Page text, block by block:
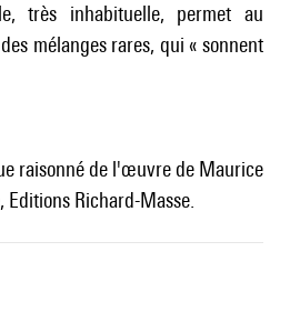
très inhabituelle, permet au
mélanges rares, qui « sonnent
raisonné de l'œuvre de Maurice
Richard-Masse.